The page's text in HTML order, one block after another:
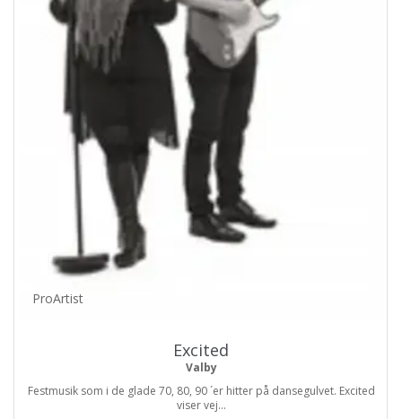
ProArtist
Excited
Valby
Festmusik som i de glade 70, 80, 90 ´er hitter på dansegulvet. Excited
viser vej...